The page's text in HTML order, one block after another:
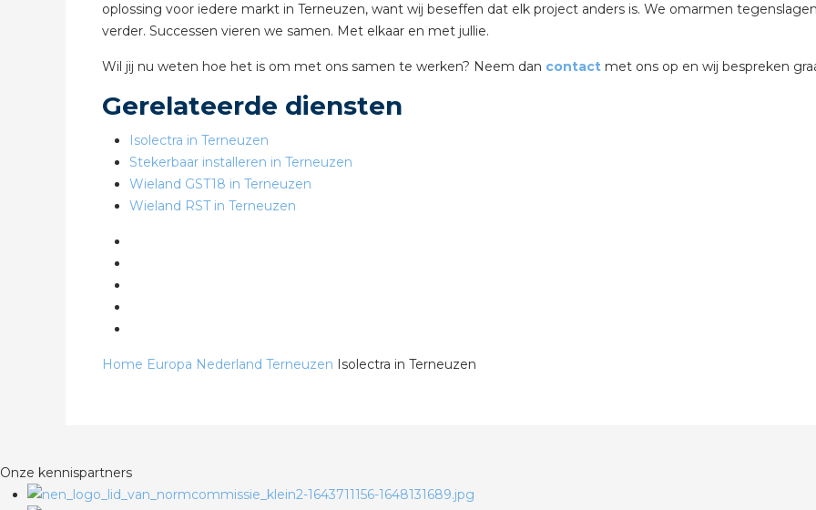
oplossing voor iedere markt in Terneuzen, want wij beseffen dat elk project anders is. We omarmen
verder. Successen vieren we samen. Met elkaar en met jullie.
Wil jij nu weten hoe het is om met ons samen te werken? Neem dan contact met ons op en wij bespreken
Gerelateerde diensten
Isolectra in Terneuzen
Stekerbaar installeren in Terneuzen
Wieland GST18 in Terneuzen
Wieland RST in Terneuzen
Home Europa Nederland Terneuzen Isolectra in Terneuzen
Onze kennispartners